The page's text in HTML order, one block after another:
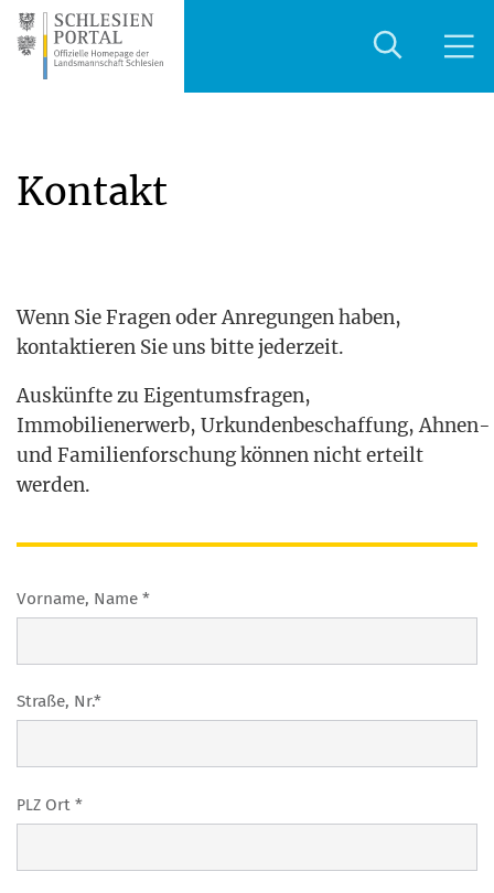
Kontakt
Wenn Sie Fra­gen oder Anre­gun­gen haben,
kon­tak­tie­ren Sie uns bit­te jederzeit.
Aus­künf­te zu Eigen­tums­fra­gen,
Immo­bi­li­en­er­werb, Urkun­den­be­schaf­fung, Ahnen-
und Fami­li­en­for­schung kön­nen nicht erteilt
werden.
Vor­na­me, Name *
Stra­ße, Nr.*
PLZ Ort *